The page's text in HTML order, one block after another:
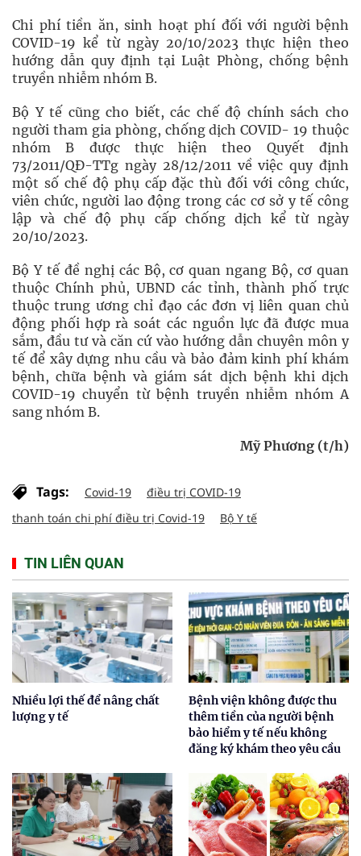
Chi phí tiền ăn, sinh hoạt phí đối với người bệnh
COVID-19 kể từ ngày 20/10/2023 thực hiện theo
hướng dẫn quy định tại Luật Phòng, chống bệnh
truyền nhiễm nhóm B.
Bộ Y tế cũng cho biết, các chế độ chính sách cho
người tham gia phòng, chống dịch COVID- 19 thuộc
nhóm B được thực hiện theo Quyết định
73/2011/QĐ-TTg ngày 28/12/2011 về việc quy định
một số chế độ phụ cấp đặc thù đối với công chức,
viên chức, người lao động trong các cơ sở y tế công
lập và chế độ phụ cấp chống dịch kể từ ngày
20/10/2023.
Bộ Y tế đề nghị các Bộ, cơ quan ngang Bộ, cơ quan
thuộc Chính phủ, UBND các tỉnh, thành phố trực
thuộc trung ương chỉ đạo các đơn vị liên quan chủ
động phối hợp rà soát các nguồn lực đã được mua
sắm, đầu tư và căn cứ vào hướng dẫn chuyên môn y
tế để xây dựng nhu cầu và bảo đảm kinh phí khám
bệnh, chữa bệnh và giám sát dịch bệnh khi dịch
COVID-19 chuyển từ bệnh truyền nhiễm nhóm A
sang nhóm B.
Mỹ Phương (t/h)
Tags: Covid-19
điều trị COVID-19
thanh toán chi phí điều trị Covid-19
Bộ Y tế
TIN LIÊN QUAN
Nhiều lợi thế để nâng chất
lượng y tế
Bệnh viện không được thu
thêm tiền của người bệnh
bảo hiểm y tế nếu không
đăng ký khám theo yêu cầu